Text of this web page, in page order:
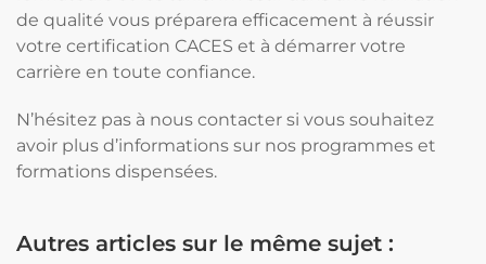
de qualité vous préparera efficacement à réussir
votre certification CACES et à démarrer votre
carrière en toute confiance.
N’hésitez pas à nous contacter si vous souhaitez
avoir plus d’informations sur nos programmes et
formations dispensées.
Autres articles sur le même sujet :